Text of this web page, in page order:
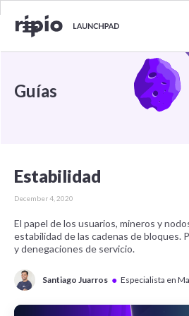
Guías
Estabilidad
December 4, 2020
El papel de los usuarios, mineros y
estabilidad de las cadenas de bloques.
y denegaciones de servicio.
Santiago Juarros ● Especialista en